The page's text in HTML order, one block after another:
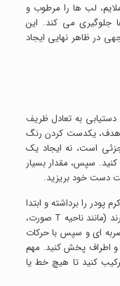
لب ها را مرطوب و
جلوگیری می کند. این
در ظاهر نهایی ایجاد
دستیابی به تعادل ظریف
یکدست کردن رنگ
است، نه ایجاد یک
سپس، مقدار بسیار
دست خود بریزید.
را برداشته و ابتدا
روی نواحی که بیشترین نیاز به اصلاح رنگ دارند (مانند ناحیه T صورت،
ای و سپس با حرکات
و اطراف پخش کنید. مهم
کنید تا هیچ خط یا